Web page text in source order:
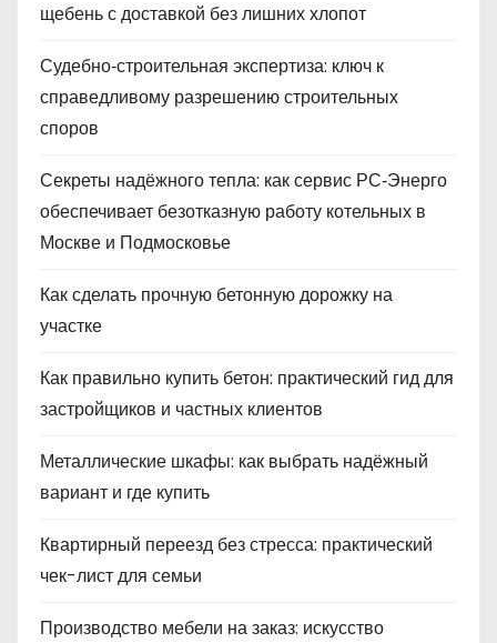
щебень с доставкой без лишних хлопот
Судебно‑строительная экспертиза: ключ к
справедливому разрешению строительных
споров
Секреты надёжного тепла: как сервис РС‑Энерго
обеспечивает безотказную работу котельных в
Москве и Подмосковье
Как сделать прочную бетонную дорожку на
участке
Как правильно купить бетон: практический гид для
застройщиков и частных клиентов
Металлические шкафы: как выбрать надёжный
вариант и где купить
Квартирный переезд без стресса: практический
чек-лист для семьи
Производство мебели на заказ: искусство